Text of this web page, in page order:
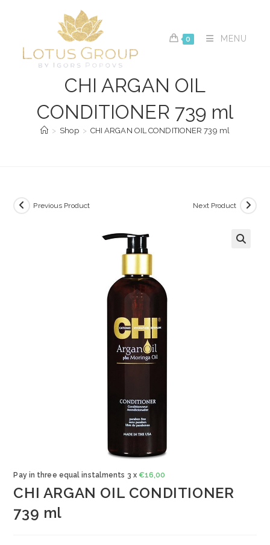
0 MENU
CHI ARGAN OIL
CONDITIONER 739 ml
> Shop > CHI ARGAN OIL CONDITIONER 739 ml
Previous Product Next Product
Pay in three equal instalments 3 x €16,00
CHI ARGAN OIL CONDITIONER
739 ml